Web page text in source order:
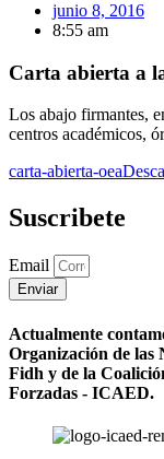
junio 8, 2016
8:55 am
Carta abierta a
Los abajo firmantes,
centros académicos,
carta-abierta-oea
Suscribete
Email
Enviar
Actualmente
Organización de las
Fidh y de la
Forzadas - ICAED.